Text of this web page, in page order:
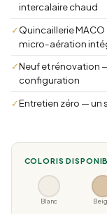
intercalaire chaud
✓Quincaillerie
micro-aération
✓Neuf et rénovation
configuration
✓Entretien zéro — un
COLORIS
Blanc